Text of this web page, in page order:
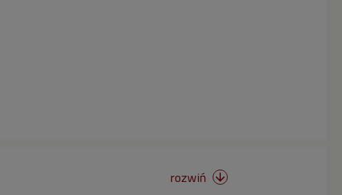
rozwiń 